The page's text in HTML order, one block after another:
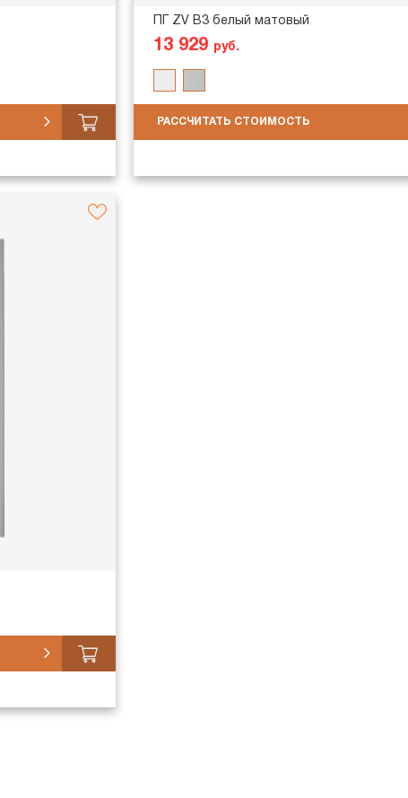
ПГ ZV В3 белый матовый
13 929 руб.
РАССЧИТАТЬ СТОИМОСТЬ